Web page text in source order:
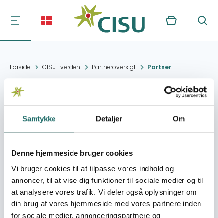
Samtykke Detaljer Om
Denne hjemmeside bruger cookies
Vi bruger cookies til at tilpasse vores indhold og
annoncer, til at vise dig funktioner til sociale medier og til
at analysere vores trafik. Vi deler også oplysninger om
din brug af vores hjemmeside med vores partnere inden
for sociale medier, annonceringspartnere og
Kurv Søg
Forside CISU i verden Partneroversigt Partner
Ghana Health Service
Kontakt: Kumasi
Organisation:
Selskab for Miljø- og
Arbejdsmedicin)